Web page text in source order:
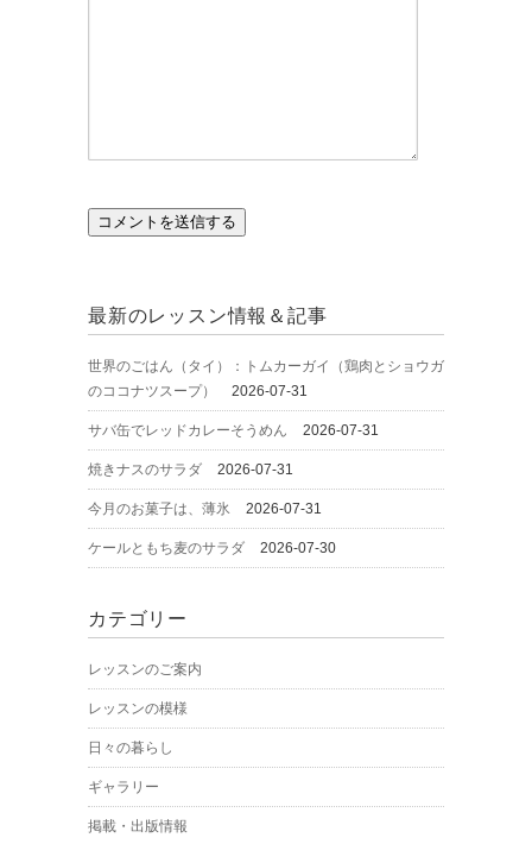
最新のレッスン情報＆記事
世界のごはん（タイ）：トムカーガイ（鶏肉とショウガ
のココナツスープ）
2026-07-31
サバ缶でレッドカレーそうめん 2026-07-31
焼きナスのサラダ 2026-07-31
今月のお菓子は、薄氷 2026-07-31
ケールともち麦のサラダ 2026-07-30
カテゴリー
レッスンのご案内
レッスンの模様
日々の暮らし
ギャラリー
掲載・出版情報